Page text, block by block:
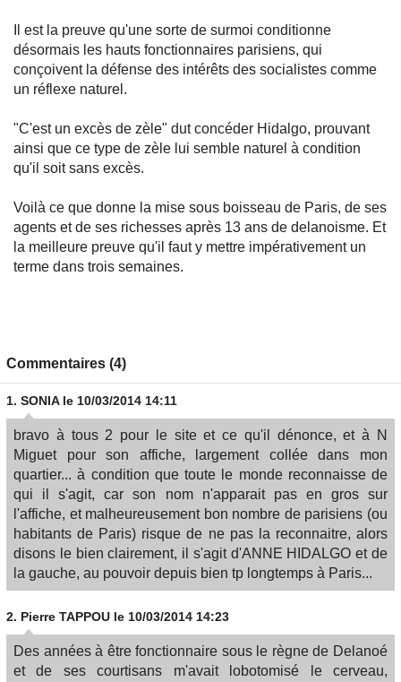
Il est la preuve qu'une sorte de surmoi conditionne
désormais les hauts fonctionnaires parisiens, qui
conçoivent la défense des intérêts des socialistes comme
un réflexe naturel.
"C'est un excès de zèle" dut concéder Hidalgo, prouvant
ainsi que ce type de zèle lui semble naturel à condition
qu'il soit sans excès.
Voilà ce que donne la mise sous boisseau de Paris, de ses
agents et de ses richesses après 13 ans de delanoisme. Et
la meilleure preuve qu'il faut y mettre impérativement un
terme dans trois semaines.
Commentaires (4)
1. SONIA le 10/03/2014 14:11
bravo à tous 2 pour le site et ce qu'il dénonce, et à N
Miguet pour son affiche, largement collée dans mon
quartier... à condition que toute le monde reconnaisse de
qui il s'agit, car son nom n'apparait pas en gros sur
l'affiche, et malheureusement bon nombre de parisiens (ou
habitants de Paris) risque de ne pas la reconnaitre, alors
disons le bien clairement, il s'agit d'ANNE HIDALGO et de
la gauche, au pouvoir depuis bien tp longtemps à Paris...
2. Pierre TAPPOU le 10/03/2014 14:23
Des années à être fonctionnaire sous le règne de Delanoé
et de ses courtisans m'avait lobotomisé le cerveau,